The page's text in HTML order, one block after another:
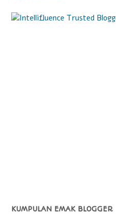
KUMPULAN EMAK BLOGGER